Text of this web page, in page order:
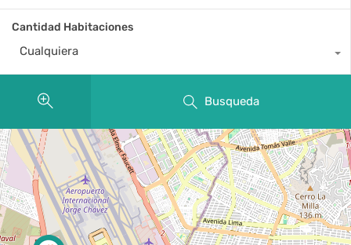
Cantidad Habitaciones
Cualquiera
Busqueda